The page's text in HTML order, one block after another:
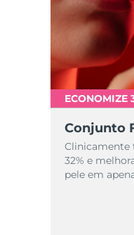
ECONOMIZE
Conjunto
Clinicamente
32% e
pele em